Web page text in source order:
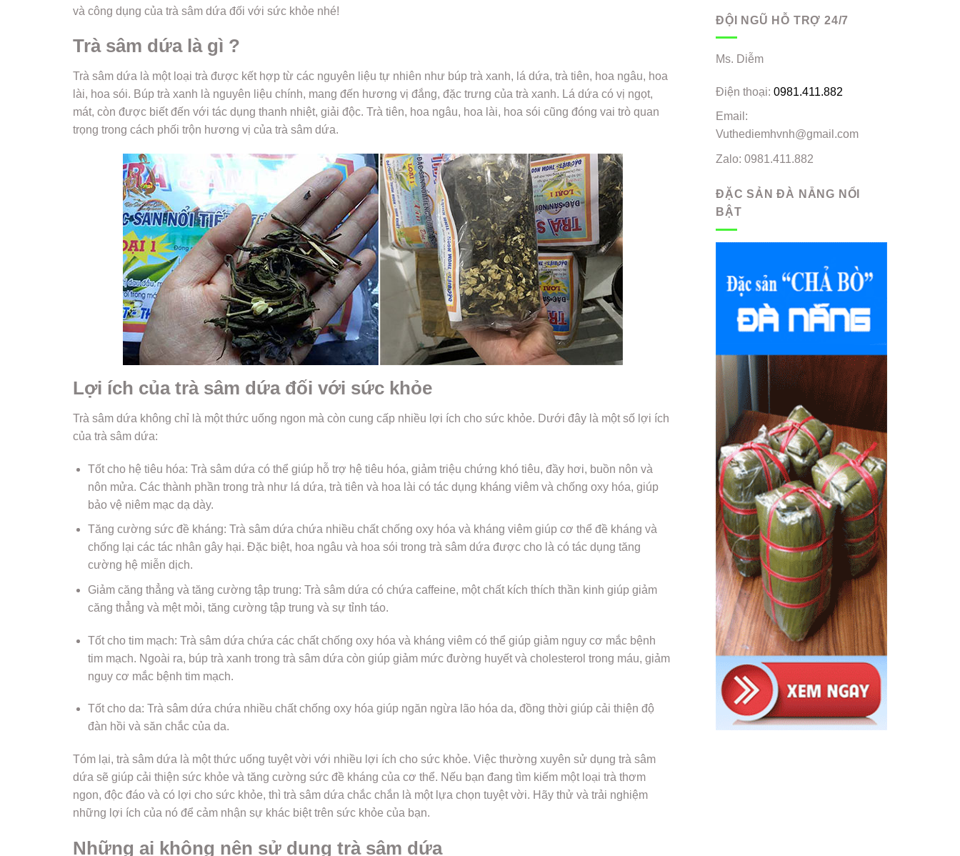
và công dụng của trà sâm dứa đối với sức khỏe nhé!
Trà sâm dứa là gì ?
Trà sâm dứa là một loại trà được kết hợp từ các nguyên liệu tự nhiên như búp trà xanh, lá dứa, trà tiên, hoa ngâu, hoa
lài, hoa sói. Búp trà xanh là nguyên liệu chính, mang đến hương vị đắng, đặc trưng của trà xanh. Lá dứa có vị ngọt,
mát, còn được biết đến với tác dụng thanh nhiệt, giải độc. Trà tiên, hoa ngâu, hoa lài, hoa sói cũng đóng vai trò quan
trọng trong cách phối trộn hương vị của trà sâm dứa.
Lợi ích của trà sâm dứa đối với sức khỏe
Trà sâm dứa không chỉ là một thức uống ngon mà còn cung cấp nhiều lợi ích cho sức khỏe. Dưới đây là một số lợi ích
của trà sâm dứa:
Tốt cho hệ tiêu hóa: Trà sâm dứa có thể giúp hỗ trợ hệ tiêu hóa, giảm triệu chứng khó tiêu, đầy hơi, buồn nôn và
nôn mửa. Các thành phần trong trà như lá dứa, trà tiên và hoa lài có tác dụng kháng viêm và chống oxy hóa, giúp
bảo vệ niêm mạc dạ dày.
Tăng cường sức đề kháng: Trà sâm dứa chứa nhiều chất chống oxy hóa và kháng viêm giúp cơ thể đề kháng và
chống lại các tác nhân gây hại. Đặc biệt, hoa ngâu và hoa sói trong trà sâm dứa được cho là có tác dụng tăng
cường hệ miễn dịch.
Giảm căng thẳng và tăng cường tập trung: Trà sâm dứa có chứa caffeine, một chất kích thích thần kinh giúp giảm
căng thẳng và mệt mỏi, tăng cường tập trung và sự tỉnh táo.
Tốt cho tim mạch: Trà sâm dứa chứa các chất chống oxy hóa và kháng viêm có thể giúp giảm nguy cơ mắc bệnh
tim mạch. Ngoài ra, búp trà xanh trong trà sâm dứa còn giúp giảm mức đường huyết và cholesterol trong máu, giảm
nguy cơ mắc bệnh tim mạch.
Tốt cho da: Trà sâm dứa chứa nhiều chất chống oxy hóa giúp ngăn ngừa lão hóa da, đồng thời giúp cải thiện độ
đàn hồi và săn chắc của da.
Tóm lại, trà sâm dứa là một thức uống tuyệt vời với nhiều lợi ích cho sức khỏe. Việc thường xuyên sử dụng trà sâm
dứa sẽ giúp cải thiện sức khỏe và tăng cường sức đề kháng của cơ thể. Nếu bạn đang tìm kiếm một loại trà thơm
ngon, độc đáo và có lợi cho sức khỏe, thì trà sâm dứa chắc chắn là một lựa chọn tuyệt vời. Hãy thử và trải nghiệm
những lợi ích của nó để cảm nhận sự khác biệt trên sức khỏe của bạn.
Những ai không nên sử dụng trà sâm dứa
ĐỘI NGŨ HỖ TRỢ 24/7
Ms. Diễm
Điện thoại: 0981.411.882
Email:
Vuthediemhvnh@gmail.com
Zalo: 0981.411.882
ĐẶC SẢN ĐÀ NẴNG NỔI
BẬT